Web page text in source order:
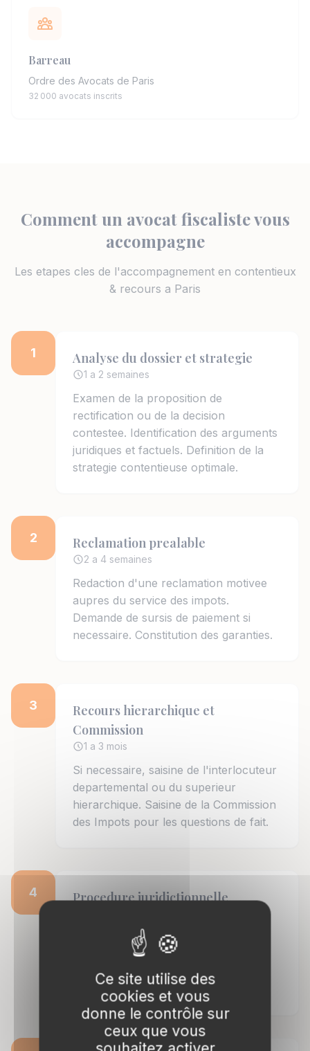
Barreau
Ordre des Avocats de Paris
32 000 avocats inscrits
Comment un avocat fiscaliste vous
accompagne
Les etapes cles de l'accompagnement en contentieux
& recours a Paris
1 Analyse du dossier et strategie
1 a 2 semaines
Examen de la proposition de
rectification ou de la decision
contestee. Identification des arguments
juridiques et factuels. Definition de la
strategie contentieuse optimale.
2 Reclamation prealable
2 a 4 semaines
Redaction d'une reclamation motivee
aupres du service des impots.
Demande de sursis de paiement si
necessaire. Constitution des garanties.
3
Recours hierarchique et
Commission
1 a 3 mois
Si necessaire, saisine de l'interlocuteur
departemental ou du superieur
hierarchique. Saisine de la Commission
des Impots pour les questions de fait.
4 Procedure juridictionnelle
En cas de rejet de la reclamation :
saisine du tribunal dans le delai de 2
mois. Redaction des memoires,
echanges d'arguments, audience.
Ce site utilise des
cookies et vous
donne le contrôle sur
ceux que vous